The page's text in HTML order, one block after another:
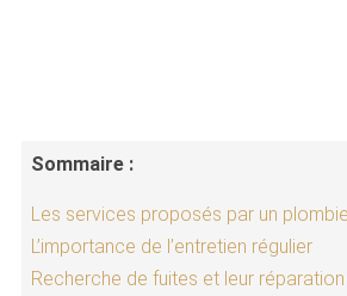
Sommaire :
Les services proposés par un
L’importance de l’entretien régulier
Recherche de fuites et leur réparation